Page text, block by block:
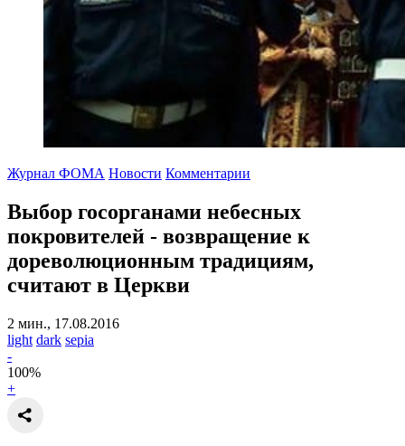
Журнал ФОМА Новости Комментарии
Выбор госорганами небесных
покровителей - возвращение к
дореволюционным традициям,
считают в Церкви
2 мин., 17.08.2016
light dark sepia
-
100%
+